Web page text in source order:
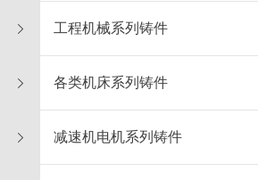
工程机械系列铸件
各类机床系列铸件
减速机电机系列铸件